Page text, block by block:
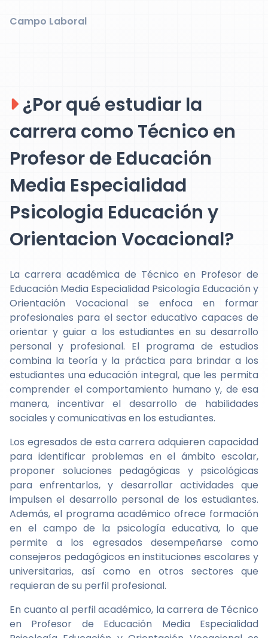
Campo Laboral
¿Por qué estudiar la
carrera como Técnico en
Profesor de Educación
Media Especialidad
Psicologia Educación y
Orientacion Vocacional?
La carrera académica de Técnico en Profesor de
Educación Media Especialidad Psicología Educación y
Orientación Vocacional se enfoca en formar
profesionales para el sector educativo capaces de
orientar y guiar a los estudiantes en su desarrollo
personal y profesional. El programa de estudios
combina la teoría y la práctica para brindar a los
estudiantes una educación integral, que les permita
comprender el comportamiento humano y, de esa
manera, incentivar el desarrollo de habilidades
sociales y comunicativas en los estudiantes.
Los egresados de esta carrera adquieren capacidad
para identificar problemas en el ámbito escolar,
proponer soluciones pedagógicas y psicológicas
para enfrentarlos, y desarrollar actividades que
impulsen el desarrollo personal de los estudiantes.
Además, el programa académico ofrece formación
en el campo de la psicología educativa, lo que
permite a los egresados desempeñarse como
consejeros pedagógicos en instituciones escolares y
universitarias, así como en otros sectores que
requieran de su perfil profesional.
En cuanto al perfil académico, la carrera de Técnico
en Profesor de Educación Media Especialidad